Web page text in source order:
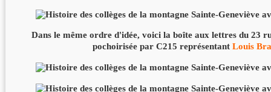
Dans le même ordre d'idée, voici la boîte aux lettres du 23
pochoirisée par C215 représentantLouis